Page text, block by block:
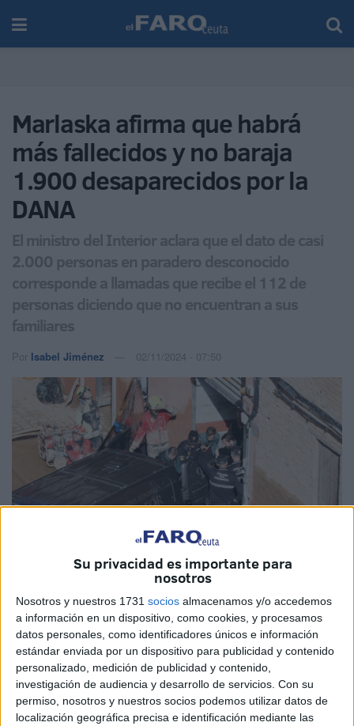
Su privacidad es importante para
nosotros
Nosotros y nuestros 1731 socios almacenamos y/o accedemos
a información en un dispositivo, como cookies, y procesamos
datos personales, como identificadores únicos e información
estándar enviada por un dispositivo para publicidad y contenido
personalizado, medición de publicidad y contenido,
investigación de audiencia y desarrollo de servicios. Con su
permiso, nosotros y nuestros socios podemos utilizar datos de
localización geográfica precisa e identificación mediante las
Marlaska afirma que habrá
más fallecidos y no baraja
1.900 desaparecidos por la
DANA
El ministro del Interior aclara que el dato de casi
2.000 personas en paradero desconocido
corresponde a llamadas que recibe el 112 de
personas diciendo que no encuentran a sus
familiares
Por Isabel Jiménez 02/11/2024 - 07:50
EFE
El ministro del Interior, Fernando Grande-Marlaska, ha
afirmado este viernes por la noche, respecto al número de